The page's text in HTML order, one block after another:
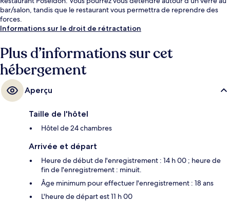
bar/salon, tandis que le restaurant vous permettra de reprendre des
forces.
Informations sur le droit de rétractation
Plus d’informations sur cet
hébergement
Aperçu
Taille de l'hôtel
Hôtel de 24 chambres
Arrivée et départ
Heure de début de l'enregistrement : 14 h 00 ; heure de
fin de l'enregistrement : minuit.
Âge minimum pour effectuer l'enregistrement : 18 ans
L'heure de départ est 11 h 00